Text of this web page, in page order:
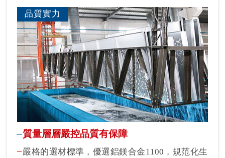
品質實力
質量層層嚴控品質有保障
嚴格的選材標準，優選鋁鎂合金1100，規范化生